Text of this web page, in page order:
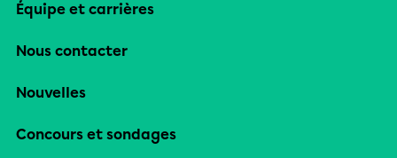
Équipe et carrières
Nous contacter
Nouvelles
Concours et sondages